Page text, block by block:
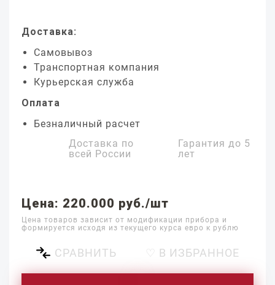
Доставка:
Самовывоз
Транспортная компания
Курьерская служба
Оплата
Безналичный расчет
Доставка по
всей России
Гарантия до 5
лет
Цена: 220.000 руб./шт
Цена товаров зависит от модификации прибора и
формируется исходя из текущего курса евро к рублю
СРАВНИТЬ ♡ В ИЗБРАННОЕ